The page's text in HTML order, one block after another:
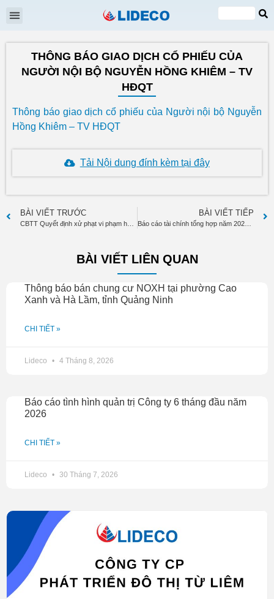
VI
EN
THÔNG BÁO GIAO DỊCH CỔ PHIẾU CỦA
NGƯỜI NỘI BỘ NGUYỄN HỒNG KHIÊM – TV
HĐQT
Thông báo giao dịch cổ phiếu của Người nội bộ Nguyễn
Hồng Khiêm – TV HĐQT
Tải Nội dung đính kèm tại đây
BÀI VIẾT TRƯỚC BÀI VIẾT TIẾP
Báo cáo tài chính tổng hợp năm 2024 đã kiểm toán và giải trình chênh lệch LNST so với cùng kỳ năm trước
BÀI VIẾT LIÊN QUAN
Thông báo bán chung cư NOXH tại phường Cao
Xanh và Hà Lầm, tỉnh Quảng Ninh
CHI TIẾT »
Lideco 4 Tháng 8, 2026
Báo cáo tình hình quản trị Công ty 6 tháng đầu năm
2026
CHI TIẾT »
Lideco 30 Tháng 7, 2026